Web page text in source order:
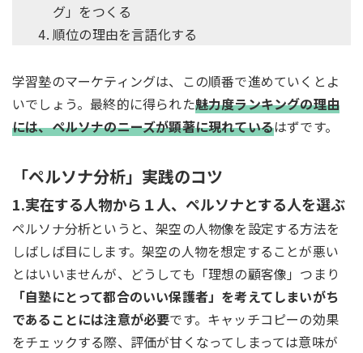
グ」をつくる
順位の理由を言語化する
学習塾のマーケティングは、この順番で進めていくとよ
いでしょう。最終的に得られた魅力度ランキングの理由
には、ペルソナのニーズが顕著に現れているはずです。
「ペルソナ分析」実践のコツ
1.実在する人物から１人、ペルソナとする人を選ぶ
ペルソナ分析というと、架空の人物像を設定する方法を
しばしば目にします。架空の人物を想定することが悪い
とはいいませんが、どうしても「理想の顧客像」つまり
「自塾にとって都合のいい保護者」を考えてしまいがち
であることには注意が必要です。キャッチコピーの効果
をチェックする際、評価が甘くなってしまっては意味が